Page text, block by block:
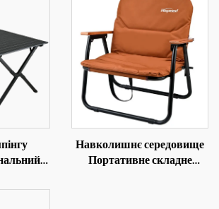
із
Навколишнє середовище
Портативне складне